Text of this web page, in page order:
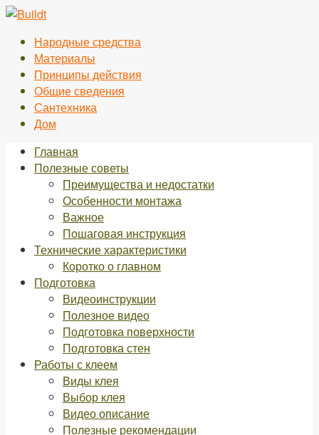
Перейти
контентуНародные средства
Материалы
Принципы действия
Общие сведения
Сантехника
Дом
Главная
Полезные советы
Преимущества и недостатки
Особенности монтажа
Важное
Пошаговая инструкция
Технические характеристики
Коротко о главном
Подготовка
Видеоинструкции
Полезное видео
Подготовка поверхности
Подготовка стен
Работы с клеем
Виды клея
Выбор клея
Видео описание
Полезные рекомендации